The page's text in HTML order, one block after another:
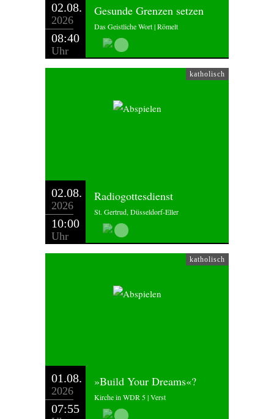
02.08.
2026
08:40
Uhr
Gesunde Grenzen setzen
Das Geistliche Wort | Römelt
katholisch
02.08.
2026
10:00
Uhr
Radiogottesdienst
St. Gertrud, Düsseldorf-Eller
katholisch
01.08.
2026
07:55
»Build Your Dreams«?
Kirche in WDR 5 | Verst